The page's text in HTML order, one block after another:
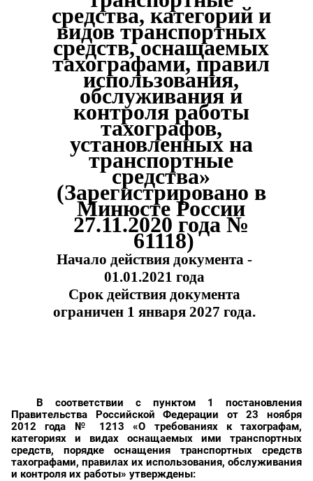
средства, категорий и
видов транспортных
средств, оснащаемых
тахографами, правил
использования,
обслуживания и
контроля работы
тахографов,
установленных на
транспортные
средства»
(Зарегистрировано в
Минюсте России
27.11.2020 года №
61118)
Начало действия документа -
01.01.2021 года
Срок действия документа
ограничен 1 января 2027 года.
В соответствии с пунктом 1 постановления
Правительства Российской Федерации от 23 ноября
2012 года № 1213 «О требованиях к тахографам,
категориях и видах оснащаемых ими транспортных
средств, порядке оснащения транспортных средств
тахографами, правилах их использования, обслуживания
и контроля их работы» утверждены: